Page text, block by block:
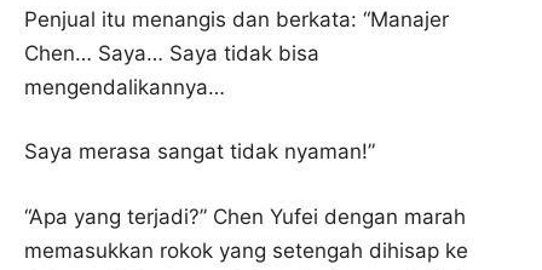
Penjual itu menangis dan berkata: “Manajer
Chen… Saya… Saya tidak bisa
mengendalikannya…
Saya merasa sangat tidak nyaman!”
“Apa yang terjadi?” Chen Yufei dengan marah
memasukkan rokok yang setengah dihisap ke